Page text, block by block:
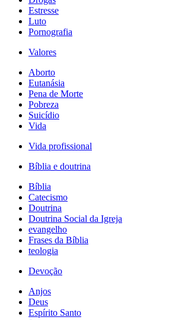
Estresse
Luto
Pornografia
Valores
Aborto
Eutanásia
Pena de Morte
Pobreza
Suicídio
Vida
Vida profissional
Bíblia e doutrina
Bíblia
Catecismo
Doutrina
Doutrina Social da Igreja
evangelho
Frases da Bíblia
teologia
Devoção
Anjos
Deus
Espírito Santo